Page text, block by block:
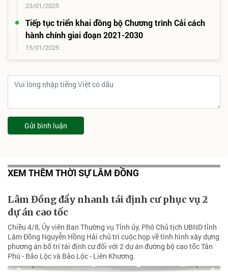
23/01/2025
Tiếp tục triển khai đồng bộ Chương trình Cải cách
hành chính giai đoạn 2021-2030
15/01/2025
Gửi bình luận
XEM THÊM THỜI SỰ LÂM ĐỒNG
Lâm Đồng đẩy nhanh tái định cư phục vụ 2
dự án cao tốc
Chiều 4/8, Ủy viên Ban Thường vụ Tỉnh ủy, Phó Chủ tịch UBND tỉnh
Lâm Đồng Nguyễn Hồng Hải chủ trì cuộc họp về tình hình xây dựng
phương án bố trí tái định cư đối với 2 dự án đường bộ cao tốc Tân
Phú - Bảo Lộc và Bảo Lộc - Liên Khương.